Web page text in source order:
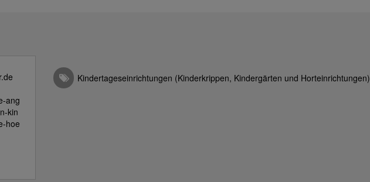
ang
kin
hoe
Kindertageseinrichtungen (Kinderkrippen, Kindergärten und Horteinrichtungen)